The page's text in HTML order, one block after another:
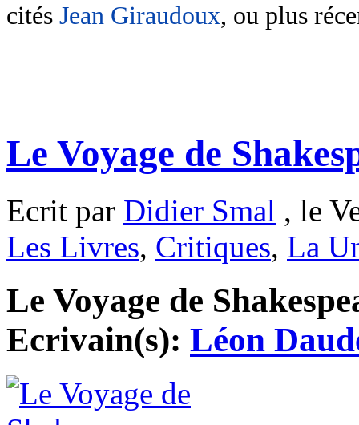
cités Jean Giraudoux, ou plus
Le Voyage de
Ecrit par Didier Smal , le
Les Livres, Critiques, La
Le Voyage de
Ecrivain(s): Léon